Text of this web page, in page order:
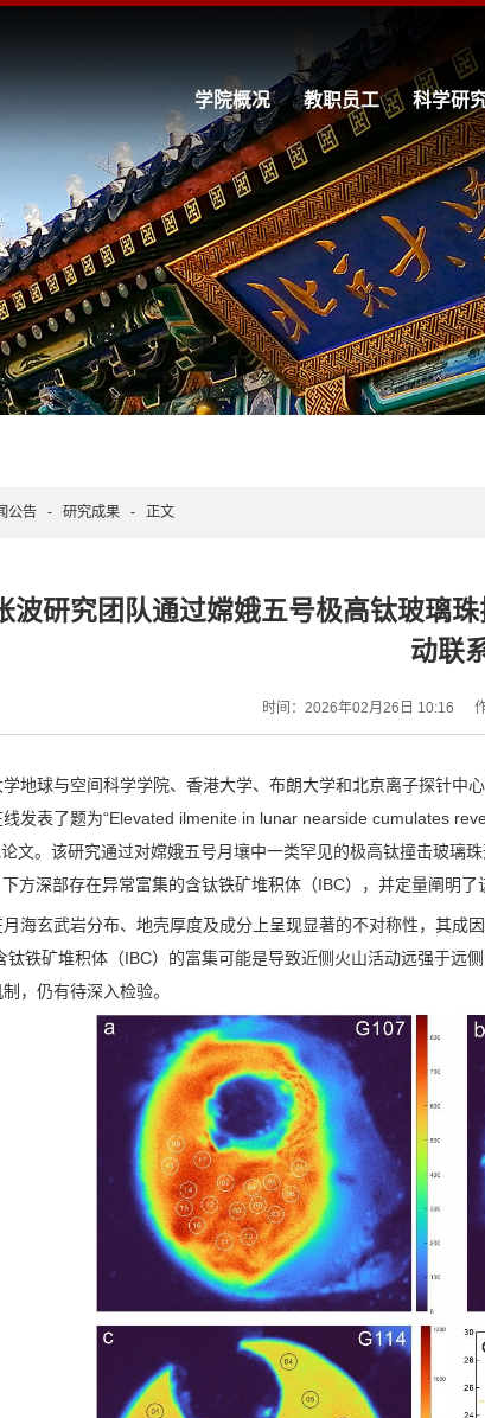
学院概况 教职员工 科学研
公告 - 研究成果 - 正文
波研究团队通过嫦娥五号极高钛玻璃
动联
时间：2026年02月26日 10:16
地球与空间科学学院、香港大学、布朗大学和北京离子探针中
发表了题为“Elevated ilmenite in lunar nearside cumulates
文。该研究通过对嫦娥五号月壤中一类罕见的极高钛撞击玻璃
方深部存在异常富集的含钛铁矿堆积体（IBC），并定量阐明了
海玄武岩分布、地壳厚度及成分上呈现显著的不对称性，其成
钛铁矿堆积体（IBC）的富集可能是导致近侧火山活动远强于远
，仍有待深入检验。